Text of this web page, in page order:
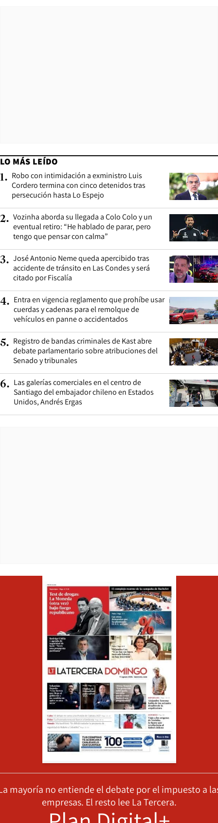
LO MÁS LEÍDO
1. Robo con intimidación a exministro Luis
Cordero termina con cinco detenidos tras
persecución hasta Lo Espejo
2. Vozinha aborda su llegada a Colo Colo y un
eventual retiro: “He hablado de parar, pero
tengo que pensar con calma”
3. José Antonio Neme queda apercibido tras
accidente de tránsito en Las Condes y será
citado por Fiscalía
4. Entra en vigencia reglamento que prohíbe usar
cuerdas y cadenas para el remolque de
vehículos en panne o accidentados
5. Registro de bandas criminales de Kast abre
debate parlamentario sobre atribuciones del
Senado y tribunales
6. Las galerías comerciales en el centro de
Santiago del embajador chileno en Estados
Unidos, Andrés Ergas
mayoría no entiende el debate por el impuesto a
empresas. El resto lee La Tercera.